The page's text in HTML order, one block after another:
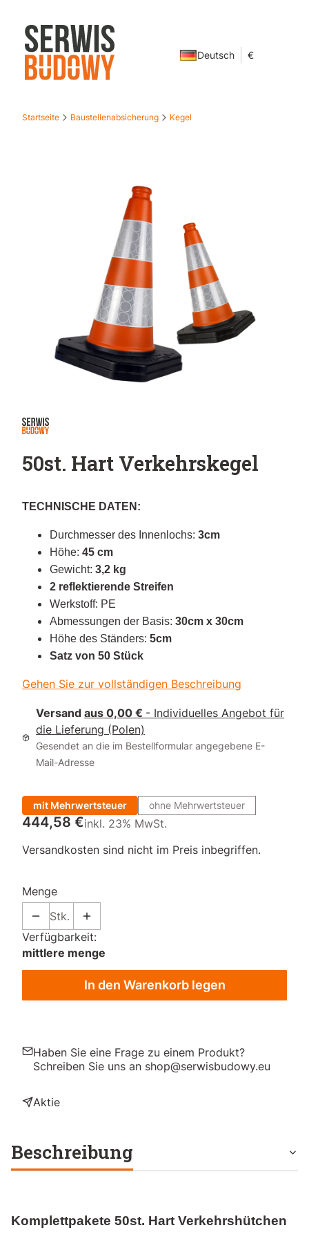
Deutsch €
Startseite Baustellenabsicherung Kegel
50st. Hart Verkehrskegel
TECHNISCHE DATEN:
Durchmesser des Innenlochs: 3cm
Höhe: 45 cm
Gewicht: 3,2 kg
2 reflektierende Streifen
Werkstoff: PE
Abmessungen der Basis: 30cm x 30cm
Höhe des Ständers: 5cm
Satz von 50 Stück
Gehen Sie zur vollständigen Beschreibung
Versandaus 0,00 € - Individuelles Angebot für
die Lieferung (Polen)
Gesendet an die im Bestellformular angegebene E-
Mail-Adresse
mit Mehrwertsteuer ohne Mehrwertsteuer
Preis
444,58 €inkl. 23% MwSt.
inkl. 23% MwSt.
Versandkosten sind nicht im Preis inbegriffen.
Menge
Stk.
Verfügbarkeit:
mittlere menge
In den Warenkorb legen
Haben Sie eine Frage zu einem Produkt?
Schreiben Sie uns an shop@serwisbudowy.eu
Aktie
Beschreibung
Komplettpakete 50st. Hart Verkehrshütchen